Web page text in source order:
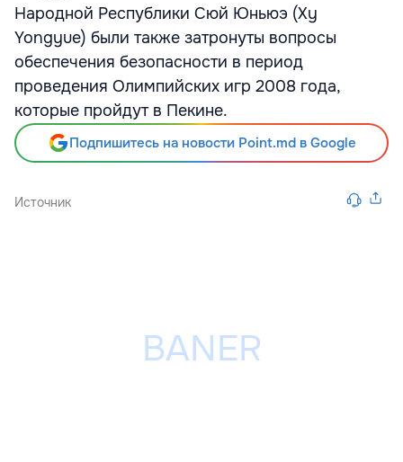
Народной Республики Сюй Юньюэ (Xy
Yongyue) были также затронуты вопросы
обеспечения безопасности в период
проведения Олимпийских игр 2008 года,
которые пройдут в Пекине.
Подпишитесь на новости Point.md в Google
Источник